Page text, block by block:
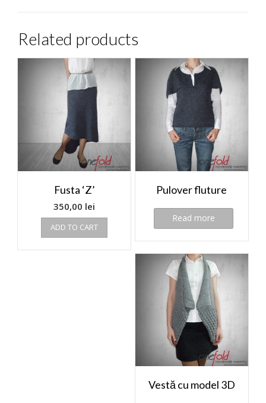
Related products
Fusta ‘Z’
350,00 lei
ADD TO CART
Pulover fluture
Read more
Vestă cu model 3D